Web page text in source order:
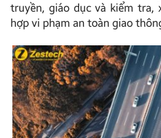
truyền, giáo dục và kiểm
hợp vi phạm an toàn giao